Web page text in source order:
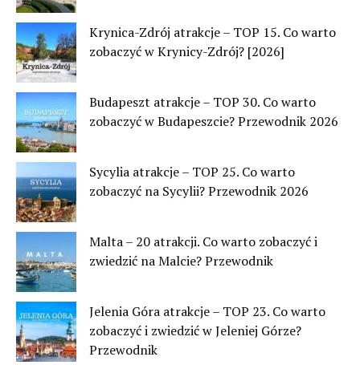
Krynica-Zdrój atrakcje – TOP 15. Co warto
zobaczyć w Krynicy-Zdrój? [2026]
Budapeszt atrakcje – TOP 30. Co warto
zobaczyć w Budapeszcie? Przewodnik 2026
Sycylia atrakcje – TOP 25. Co warto
zobaczyć na Sycylii? Przewodnik 2026
Malta – 20 atrakcji. Co warto zobaczyć i
zwiedzić na Malcie? Przewodnik
Jelenia Góra atrakcje – TOP 23. Co warto
zobaczyć i zwiedzić w Jeleniej Górze?
Przewodnik